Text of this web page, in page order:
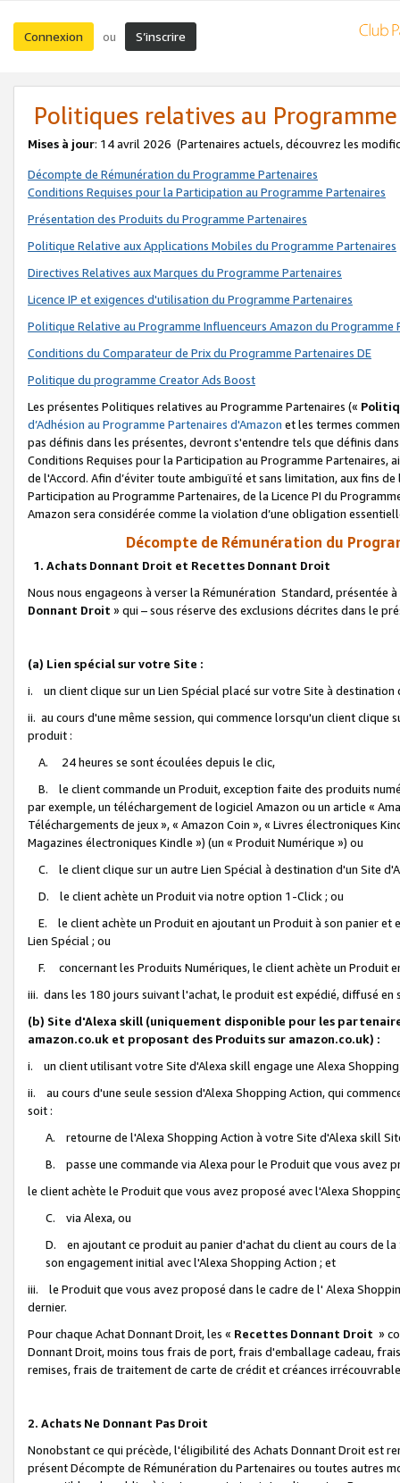
Connexion ou S’inscrire
Politiques relatives au
Mises à jour: 14 avril 2026 (Partenaires actuels, découvrez les
Décompte de Rémunération du Programme Partenaires
Conditions Requises pour la Participation au Programme Partenaires
Présentation des Produits du Programme Partenaires
Politique Relative aux Applications Mobiles du Programme Partenaires
Directives Relatives aux Marques du Programme Partenaires
Licence IP et exigences d'utilisation du Programme Partenaires
Politique Relative au Programme Influenceurs Amazon du Programme
Conditions du Comparateur de Prix du Programme Partenaires DE
Politique du programme Creator Ads Boost
Les présentes Politiques relatives au Programme Partenaires («
d’Adhésion au Programme Partenaires d'Amazon et les termes
pas définis dans les présentes, devront s'entendre tels que définis
Conditions Requises pour la Participation au Programme Partenaires,
de l'Accord. Afin d’éviter toute ambiguïté et sans limitation, aux fins
Participation au Programme Partenaires, de la Licence PI du
Amazon sera considérée comme la violation d’une obligation
Décompte de Rémunération du
1. Achats Donnant Droit et Recettes Donnant Droit
Nous nous engageons à verser la Rémunération Standard, présentée
Donnant Droit » qui – sous réserve des exclusions décrites dans le
(a) Lien spécial sur votre Site :
i. un client clique sur un Lien Spécial placé sur votre Site à destination
ii. au cours d'une même session, qui commence lorsqu'un client
produit :
A. 24 heures se sont écoulées depuis le clic,
B. le client commande un Produit, exception faite des produits
par exemple, un téléchargement de logiciel Amazon ou un article «
Téléchargements de jeux », « Amazon Coin », « Livres électroniques
Magazines électroniques Kindle ») (un « Produit Numérique ») ou
C. le client clique sur un autre Lien Spécial à destination d'un Site
D. le client achète un Produit via notre option 1-Click ; ou
E. le client achète un Produit en ajoutant un Produit à son panier et
Lien Spécial ; ou
F. concernant les Produits Numériques, le client achète un Produit
iii. dans les 180 jours suivant l'achat, le produit est expédié, diffusé
(b) Site d'Alexa skill (uniquement disponible pour les
amazon.co.uk et proposant des Produits sur amazon.co.uk) :
i. un client utilisant votre Site d'Alexa skill engage une Alexa
ii. au cours d'une seule session d'Alexa Shopping Action, qui
soit :
A. retourne de l'Alexa Shopping Action à votre Site d'Alexa skill
B. passe une commande via Alexa pour le Produit que vous avez
le client achète le Produit que vous avez proposé avec l'Alexa
C. via Alexa, ou
D. en ajoutant ce produit au panier d'achat du client au cours de
son engagement initial avec l'Alexa Shopping Action ; et
iii. le Produit que vous avez proposé dans le cadre de l' Alexa
dernier.
Pour chaque Achat Donnant Droit, les « Recettes Donnant Droit »
Donnant Droit, moins tous frais de port, frais d'emballage cadeau,
remises, frais de traitement de carte de crédit et créances
2. Achats Ne Donnant Pas Droit
Nonobstant ce qui précède, l'éligibilité des Achats Donnant Droit est
présent Décompte de Rémunération du Partenaires ou toutes autres